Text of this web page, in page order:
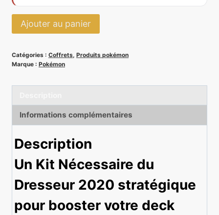
quantité
de
Nécessaire
Dresseur
Pokémon
Ajouter au panier
Catégories : Coffrets, Produits pokémon
Marque : Pokémon
Informations complémentaires
Description
Un Kit Nécessaire du
Dresseur 2020 stratégique
pour booster votre deck